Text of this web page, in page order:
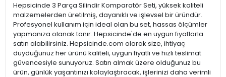
Hepsicinde 3 Parça Silindir Komparatör Seti, yüksek kaliteli
malzemelerden üretilmiş, dayanıklı ve işlevsel bir üründür.
Profesyonel kullanım için ideal olan bu set, hassas ölçümler
yapmanıza olanak tanır. Hepsicinde'de en uygun fiyatlarla
satın alabilirsiniz. Hepsicinde.com olarak size, ihtiyaç
duyduğunuz her ürünü kaliteli, uygun fiyatlı ve hızlı teslimat
güvencesiyle sunuyoruz. Satın almak üzere olduğunuz bu
ürün, günlük yaşantınızı kolaylaştıracak, işlerinizi daha verimli